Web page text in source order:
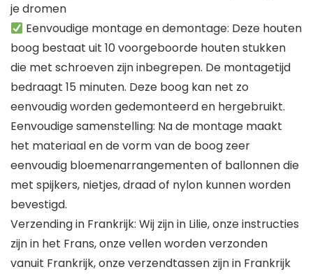
je dromen
Eenvoudige montage en demontage: Deze houten
boog bestaat uit 10 voorgeboorde houten stukken
die met schroeven zijn inbegrepen. De montagetijd
bedraagt 15 minuten. Deze boog kan net zo
eenvoudig worden gedemonteerd en hergebruikt.
Eenvoudige samenstelling: Na de montage maakt
het materiaal en de vorm van de boog zeer
eenvoudig bloemenarrangementen of ballonnen die
met spijkers, nietjes, draad of nylon kunnen worden
bevestigd.
Verzending in Frankrijk: Wij zijn in Lilie, onze instructies
zijn in het Frans, onze vellen worden verzonden
vanuit Frankrijk, onze verzendtassen zijn in Frankrijk